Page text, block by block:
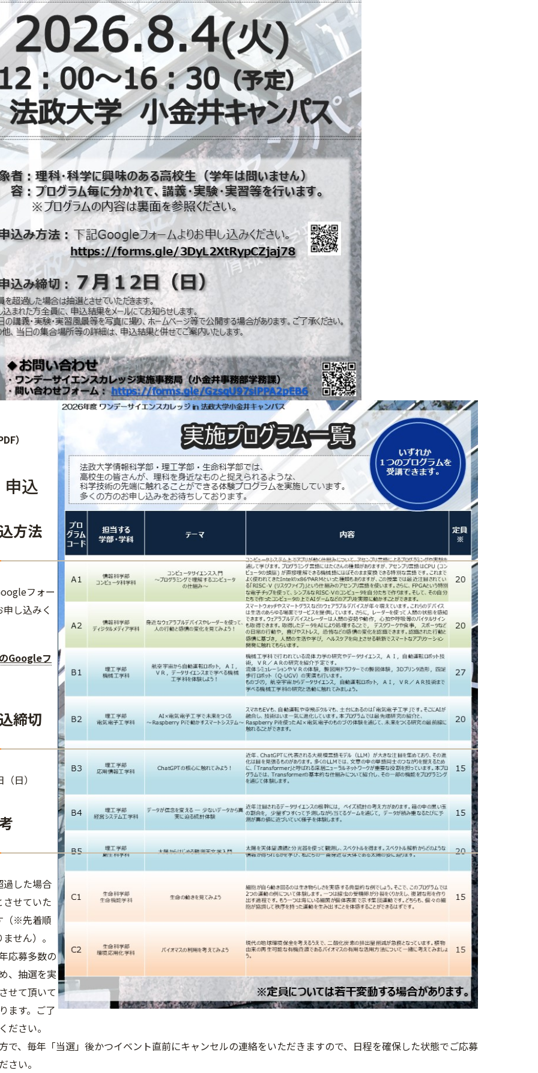
）
込
方法
フォー
し込みく
Googleフ
締切
日）
過した場合
させていた
（※先着順
せん）。
応募多数の
、抽選を実
せて頂いて
ます。ご了
ださい。
で、毎年「当選」後かつイベント直前にキャンセルの連絡をいただきますので、日程を確保した状態でご応募
さい。